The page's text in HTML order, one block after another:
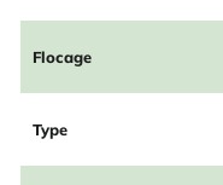
Flocage
Type